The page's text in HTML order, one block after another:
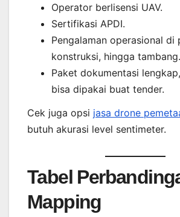
Operator berlisensi UAV.
Sertifikasi APDI.
Pengalaman operasional di
konstruksi, hingga tambang.
Paket dokumentasi
bisa dipakai buat tender.
Cek juga opsi jasa drone
butuh akurasi level sentimeter.
Tabel
Mapping